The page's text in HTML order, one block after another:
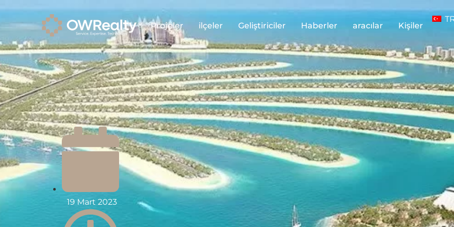
Projeler ilçeler Geliştiriciler Haberler aracılar Kişiler
19 Mart 2023